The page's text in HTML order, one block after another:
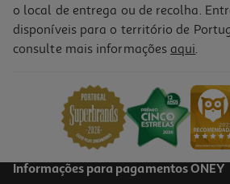
Frigorífico Americano Indesit Ingf 6441 Xp4e
559,99 €
o local de entrega ou de recolha.
disponíveis para o território de
consulte mais informações aqui.
Informações para pagamentos ONEY